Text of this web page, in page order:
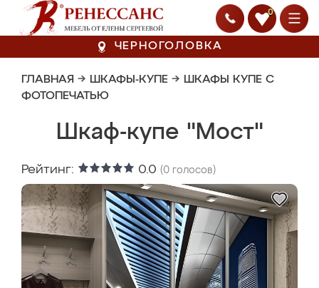
0
ЧЕРНОГОЛОВКА
ГЛАВНАЯ → ШКАФЫ-КУПЕ → ШКАФЫ КУПЕ С
ФОТОПЕЧАТЬЮ
Шкаф-купе "Мост"
Рейтинг: 0.0 (0 голосов)